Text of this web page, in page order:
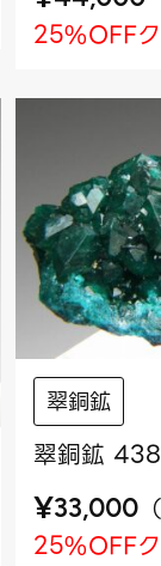
25%OFF
翠銅鉱
翠銅鉱
¥33,000 （
25%OFF